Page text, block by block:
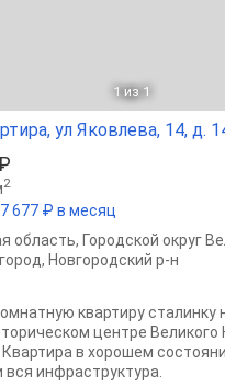
1 из 1
ул Яковлева, 14, д.
2
677 ₽ в месяц
область, Городской округ
, Новгородский р-н
квартиру сталинку
центре Великого
Квартира в хорошем
вся инфраструктура.